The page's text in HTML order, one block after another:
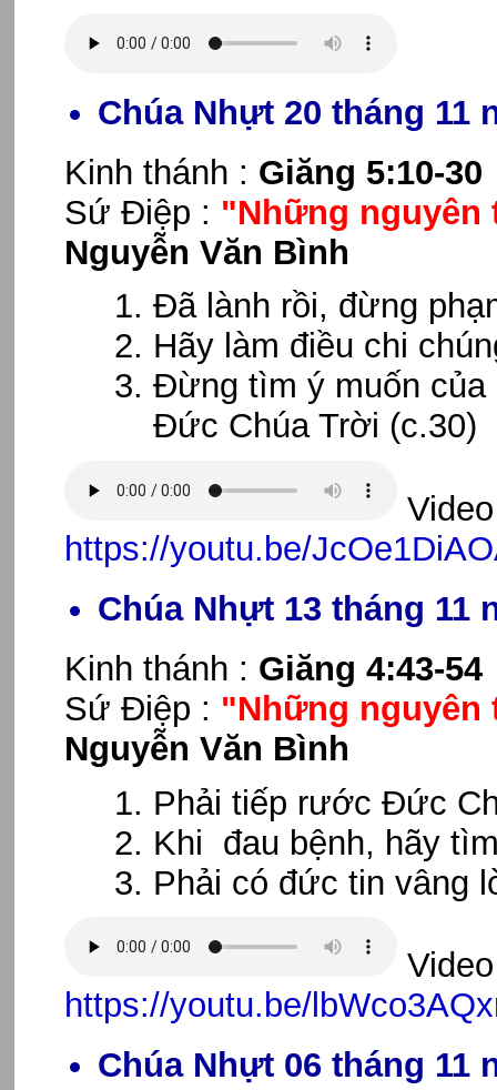
Chúa Nhựt 20 tháng 11
Kinh thánh : Giăng 5:10-30
Sứ Điệp : "Những nguyên
Nguyễn Văn Bình
Đã lành rồi, đừng
Hãy làm điều chi
Đừng tìm ý muốn của
Đức Chúa Trời (c.30)
https://youtu.be/
Chúa Nhựt 13 tháng 11
Kinh thánh : Giăng 4:43-54
Sứ Điệp : "Những nguyên
Nguyễn Văn Bình
Phải tiếp rước Đức
Khi đau bệnh, hãy
Phải có đức tin vâng
https://youtu.be/
Chúa Nhựt 06 tháng 11